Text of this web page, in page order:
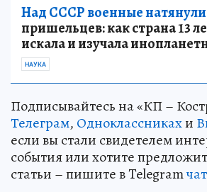
Над СССР военные натянули
пришельцев: как страна 13
искала и изучала
НАУКА
Подписывайтесь на «КП –
Телеграм, Одноклассникахи
если вы стали свидетелем
события или хотите
статьи – пишите в Telegram